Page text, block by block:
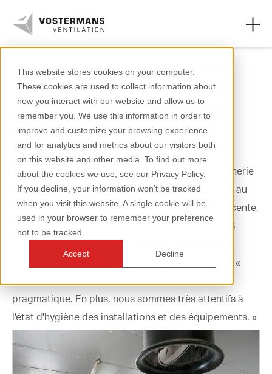
This website stores cookies on your computer.
These cookies are used to collect information about
how you interact with our website and allow us to
remember you. We use this information in order to
improve and customize your browsing experience
and for analytics and metrics about our visitors both
on this website and other media. To find out more
about the cookies we use, see our Privacy Policy.
If you decline, your information won’t be tracked
when you visit this website. A single cookie will be
used in your browser to remember your preference
not to be tracked.
Accept Decline
Ventilateurs
Secteurs agricoles
Secteurs industriels
Ressources
À propos de nous
+31 (0)77 389 32 32
ventilation@vostermans.com
Sélecteur de produits
« J'achèterai certainement
ECplus de nouveau : c'est le
meilleur moyen d'augmenter
les marges »
Johann Kühl dirige, avec sa fille Janine, une porcherie
de 2 200 porcs en engraissement à deux endroits au
nord de l'Allemagne. Dans sa porcherie la plus récente,
il a installé le Multifan ECplus, en février 2015. 768
porcs sont répartis dans 6 salles de 128 animaux
chacune.. Johann a conçu la porcherie lui-même. «
pragmatique. En plus, nous sommes très attentifs à
l'état d'hygiène des installations et des équipements. »